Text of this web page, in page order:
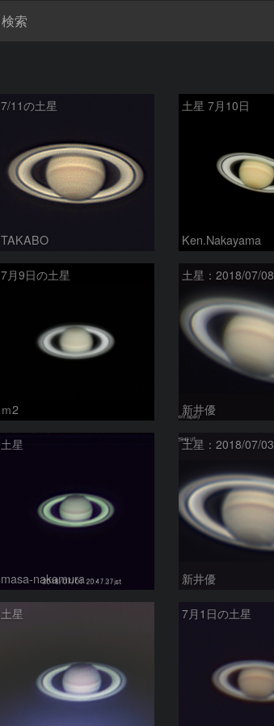
検索
7/11の土星
TAKABO
土星 7月10日
Ken.Nakayama
7月9日の土星
ｍ2
土星：2018/07/08
新井優
土星
masa-nakamura
土星：2018/07/03
新井優
土星 7月1日の土星